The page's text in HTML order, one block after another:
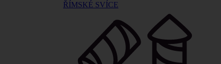
ŘÍMSKÉ SVÍCE